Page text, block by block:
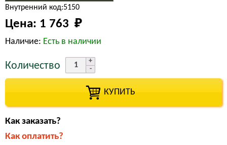
Внутренний код:5150
Цена: 1 763 ₽
Наличие: Есть в наличии
Количество
КУПИТЬ
Как заказать?
Как оплатить?